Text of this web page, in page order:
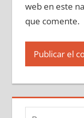
web en este
que comente.